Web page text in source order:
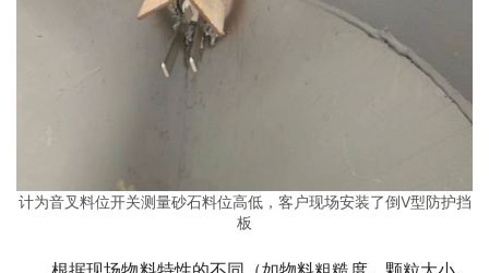
计为音叉料位开关测量砂石料位高低，客户现场安装了倒V型防护挡
板